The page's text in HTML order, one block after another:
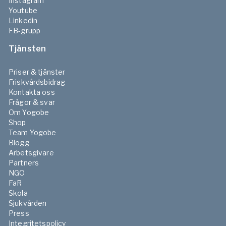
Youtube
Linkedin
FB-grupp
Tjänsten
Priser & tjänster
Friskvårdsbidrag
Kontakta oss
Frågor & svar
Om Yogobe
Shop
Team Yogobe
Blogg
Arbetsgivare
Partners
NGO
FaR
Skola
Sjukvården
Press
Integritetspolicy